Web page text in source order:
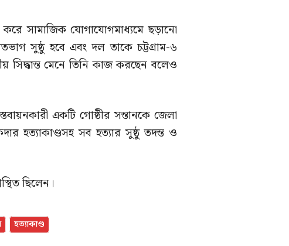
সামাজিক যোগাযোগমাধ্যমে ছড়ানো
সুষ্ঠু হবে এবং দল তাকে চট্টগ্রাম-৬
সিদ্ধান্ত মেনে তিনি কাজ করছেন বলেও
একটি গোষ্ঠীর সন্তানকে জেলা
হত্যাকাণ্ডসহ সব হত্যার সুষ্ঠু তদন্ত ও
ছিলেন।
হত্যাকাণ্ড